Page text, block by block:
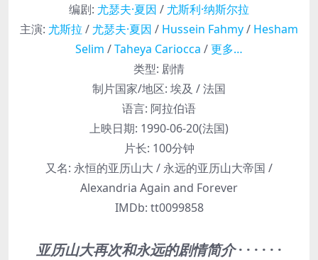
编剧: 尤瑟夫·夏因 / 尤斯利·纳斯尔拉
主演: 尤斯拉 / 尤瑟夫·夏因 / Hussein Fahmy/ Hesham
Selim /Taheya Cariocca /更多…
类型: 剧情
制片国家/地区: 埃及 / 法国
语言: 阿拉伯语
上映日期: 1990-06-20(法国)
片长: 100分钟
又名: 永恒的亚历山大 / 永远的亚历山大帝国 /
Alexandria Again and Forever
IMDb: tt0099858
亚历山大再次和永远的剧情简介· · · · · ·